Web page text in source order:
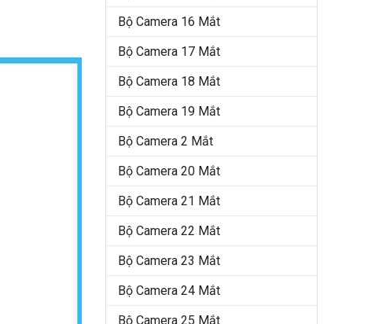
Bộ Camera 16 Mắt
Bộ Camera 17 Mắt
Bộ Camera 18 Mắt
Bộ Camera 19 Mắt
Bộ Camera 2 Mắt
Bộ Camera 20 Mắt
Bộ Camera 21 Mắt
Bộ Camera 22 Mắt
Bộ Camera 23 Mắt
Bộ Camera 24 Mắt
Bộ Camera 25 Mắt